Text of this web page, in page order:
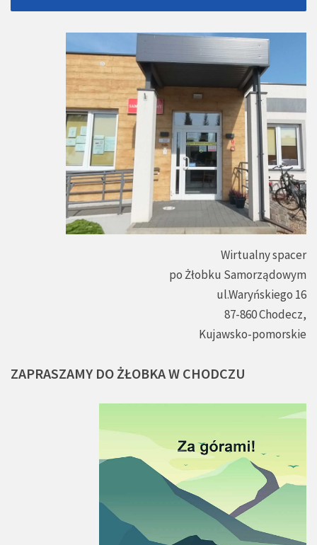
Wirtualny spacer
po Żłobku Samorządowym
ul.Waryńskiego 16
87-860 Chodecz,
Kujawsko-pomorskie
ZAPRASZAMY DO ŻŁOBKAW CHODCZU